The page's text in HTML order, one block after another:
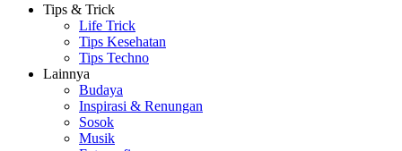
Tips & Trick
Life Trick
Tips Kesehatan
Tips Techno
Lainnya
Budaya
Inspirasi & Renungan
Sosok
Musik